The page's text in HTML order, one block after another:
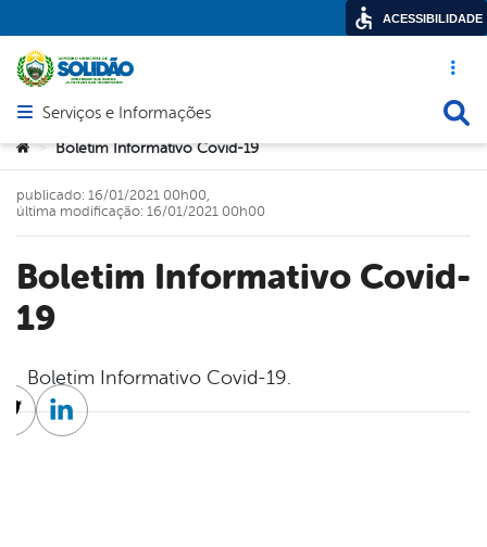
Acesso
Abrir menu principal de navegação
Serviços e Informações
Você está aqui:
> Boletim Informativo Covid-19
Boletim Informativo Covid-
19
publicado: 16/01/2021 00h00,
última modificação: 16/01/2021 00h00
Boletim Informativo Covid-19.
TwitterLinkedin
ACESSIBILIDADE